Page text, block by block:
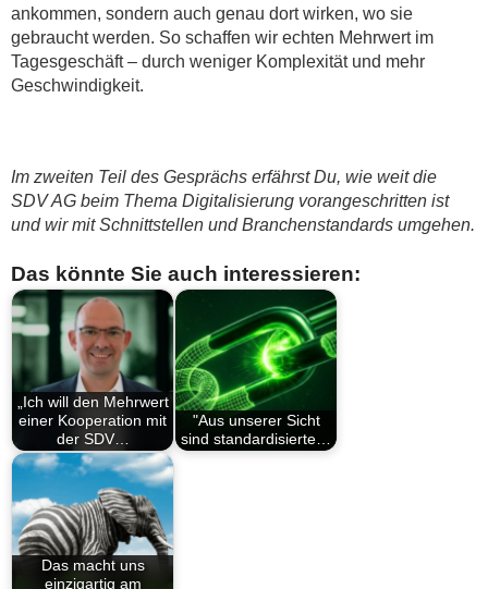
ankommen, sondern auch genau dort wirken, wo sie
gebraucht werden. So schaffen wir echten Mehrwert im
Tagesgeschäft – durch weniger Komplexität und mehr
Geschwindigkeit.
Im zweiten Teil des Gesprächs erfährst Du, wie weit die
SDV AG beim Thema Digitalisierung vorangeschritten ist
und wir mit Schnittstellen und Branchenstandards umgehen.
Das könnte Sie auch interessieren:
„Ich will den Mehrwert
einer Kooperation mit
der SDV…
"Aus unserer Sicht
sind standardisierte…
Das macht uns
einzigartig am